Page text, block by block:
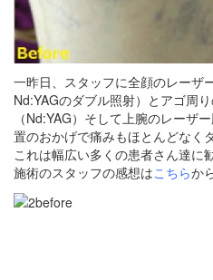
一昨日、スタッフに全顔のレーザ
Nd:YAGのダブル照射）とアゴ周
（Nd:YAG）そして上腕のレーザ
置のおかげで痛みもほとんどなく
これは幅広い多くの患者さん達に
施術のスタッフの感想はこちらか